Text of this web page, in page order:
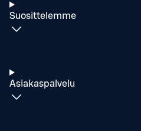
Suosittelemme
Asiakaspalvelu